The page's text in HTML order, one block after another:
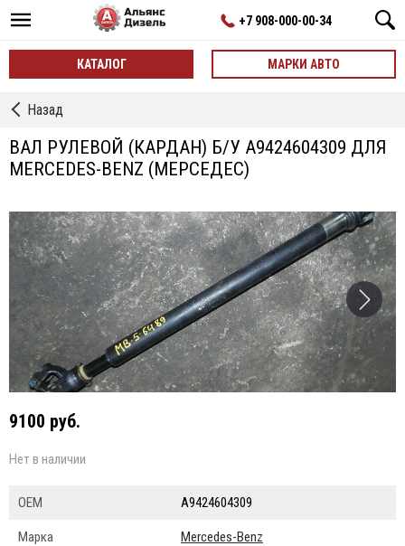
+7 908-000-00-34
КАТАЛОГ МАРКИ АВТО
←
рулевые
Назад
ВАЛ РУЛЕВОЙ (КАРДАН) Б/У A9424604309 ДЛЯ
MERCEDES-BENZ (МЕРСЕДЕС)
9100 руб.
Нет в наличии
ОЕМ A9424604309
Марка Mercedes-Benz